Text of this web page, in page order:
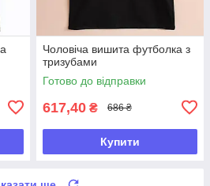
Чоловіча вишита футболка з
тризубами
Готово до відправки
617,40 ₴ 686 ₴
Купити